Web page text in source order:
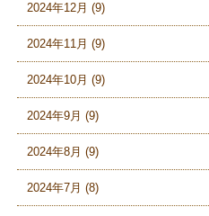
2024年12月 (9)
2024年11月 (9)
2024年10月 (9)
2024年9月 (9)
2024年8月 (9)
2024年7月 (8)